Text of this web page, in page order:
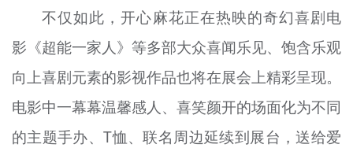
不仅如此，开心麻花正在热映的奇幻喜剧电
影《超能一家人》等多部大众喜闻乐见、饱含乐观
向上喜剧元素的影视作品也将在展会上精彩呈现。
电影中一幕幕温馨感人、喜笑颜开的场面化为不同
的主题手办、T恤、联名周边延续到展台，送给爱